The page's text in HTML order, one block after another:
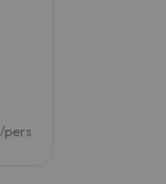
/pers.